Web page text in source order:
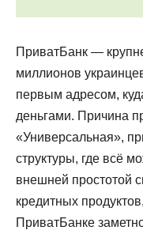
ПриватБанк —
миллионов
первым адресом,
деньгами. Причина
«Универсальная»,
структуры, где всё
внешней простотой
кредитных
ПриватБанке